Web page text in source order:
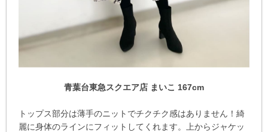
青葉台東急スクエア店 まいこ 167cm
トップス部分は薄手のニットでチクチク感はありません！綺
麗に身体のラインにフィットしてくれます。上からジャケッ